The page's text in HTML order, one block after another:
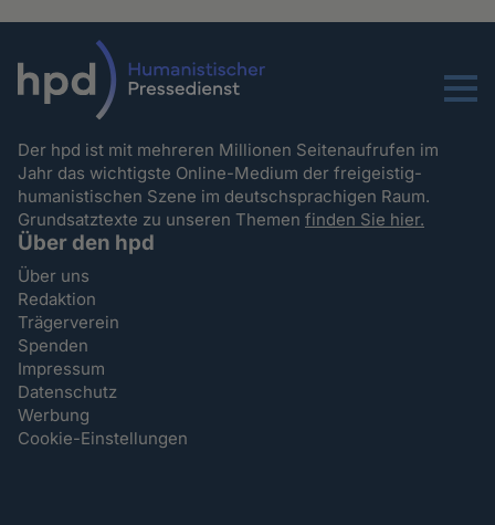
Menu
Der hpd ist mit mehreren Millionen Seitenaufrufen im
Jahr das wichtigste Online-Medium der freigeistig-
humanistischen Szene im deutschsprachigen Raum.
Grundsatztexte zu unseren Themenfinden Sie hier.
Über den hpd
Über uns
Redaktion
Trägerverein
Spenden
Impressum
Datenschutz
Werbung
Cookie-Einstellungen